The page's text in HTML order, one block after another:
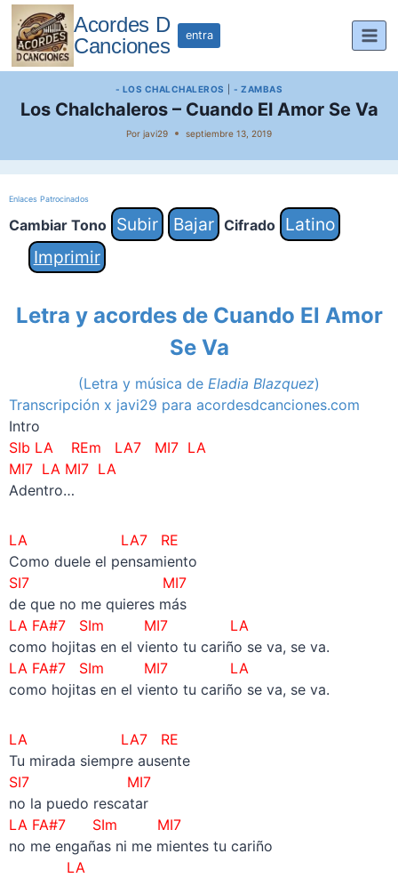
Saltar
contenido
Acordes D
Canciones
entra
- LOS CHALCHALEROS |- ZAMBAS
Los Chalchaleros – Cuando El Amor Se Va
Por javi29 septiembre 13, 2019
Enlaces Patrocinados
Cambiar Tono Subir Bajar Cifrado
Latino
Imprimir
Letra y acordes de Cuando El Amor
Se Va
(Letra y música de Eladia Blazquez)
Transcripción x javi29 para acordesdcanciones.com
Intro
SIb LA REm LA7 MI7 LA
MI7 LA MI7 LA
Adentro…
LA LA7 RE
Como duele el pensamiento
SI7 MI7
de que no me quieres más
LA FA#7 SIm MI7 LA
como hojitas en el viento tu cariño se va, se va.
LA FA#7 SIm MI7 LA
como hojitas en el viento tu cariño se va, se va.
LA LA7 RE
Tu mirada siempre ausente
SI7 MI7
no la puedo rescatar
LA FA#7 SIm MI7
no me engañas ni me mientes tu cariño
LA